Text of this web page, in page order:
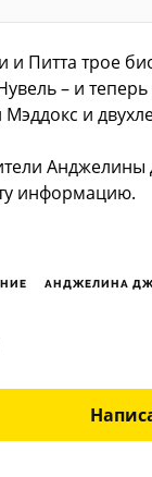
Питта трое
– и
и
информацию.
АНДЖЕЛИНА